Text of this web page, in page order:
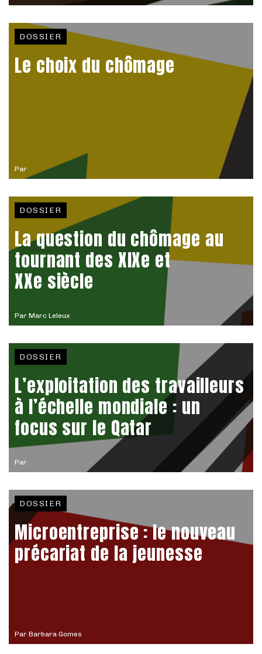
Par
DOSSIER
Le choix du chômage
Par Marc Leleux
DOSSIER
La question du chômage au
tournant des XIXe et
XXe siècle
Par
DOSSIER
L’exploitation des travailleurs
à l’échelle mondiale : un
focus sur le Qatar
Par Barbara Gomes
DOSSIER
Microentreprise : le nouveau
précariat de la jeunesse